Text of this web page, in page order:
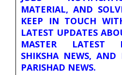
MATERIAL, AND
KEEP IN TOUCH
LATEST UPDATES
MASTER LATEST
SHIKSHA NEWS, AND
PARISHAD NEWS.